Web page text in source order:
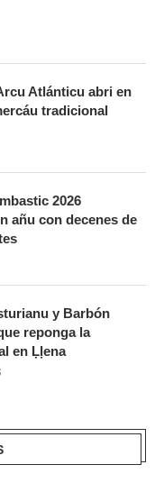
Atlánticu abri en
tradicional
2026
añu con decenes de
y Barbón
reponga la
en Ḷḷena